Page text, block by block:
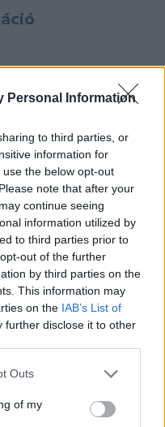
Personal Information
to third parties, or
information for
the below opt-out
note that after your
continue seeing
information utilized by
to third parties prior to
out of the further
by third parties on the
This information may
on the IAB’s List of
further disclose it to other
Outs
of my